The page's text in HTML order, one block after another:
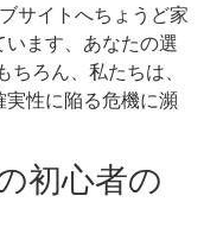
サイトへちょうど家
ます、あなたの選
ろん、私たちは、
性に陥る危機に瀕
初心者の